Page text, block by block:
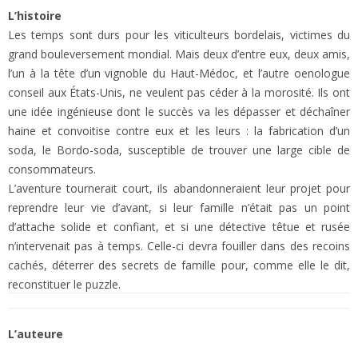
L’histoire
Les temps sont durs pour les viticulteurs bordelais, victimes du
grand bouleversement mondial. Mais deux d’entre eux, deux amis,
l’un à la tête d’un vignoble du Haut-Médoc, et l’autre oenologue
conseil aux États-Unis, ne veulent pas céder à la morosité. Ils ont
une idée ingénieuse dont le succès va les dépasser et déchaîner
haine et convoitise contre eux et les leurs : la fabrication d’un
soda, le Bordo-soda, susceptible de trouver une large cible de
consommateurs.
L’aventure tournerait court, ils abandonneraient leur projet pour
reprendre leur vie d’avant, si leur famille n’était pas un point
d’attache solide et confiant, et si une détective têtue et rusée
n’intervenait pas à temps. Celle-ci devra fouiller dans des recoins
cachés, déterrer des secrets de famille pour, comme elle le dit,
reconstituer le puzzle.
L’auteure